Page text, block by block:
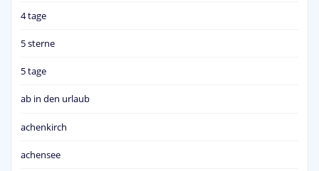
4 tage
5 sterne
5 tage
ab in den urlaub
achenkirch
achensee